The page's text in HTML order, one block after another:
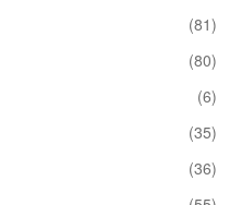
(81)
(80)
(6)
(35)
(36)